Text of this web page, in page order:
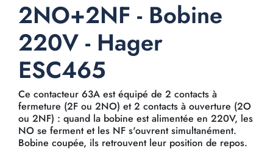
2NO+2NF - Bobine
220V - Hager
ESC465
Ce contacteur 63A est équipé de 2 contacts à
fermeture (2F ou 2NO) et 2 contacts à ouverture (2O
ou 2NF) : quand la bobine est alimentée en 220V, les
NO se ferment et les NF s'ouvrent simultanément.
Bobine coupée, ils retrouvent leur position de repos.